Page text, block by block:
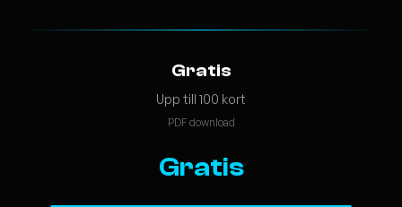
Gratis
Upp till 100 kort
PDF download
Gratis